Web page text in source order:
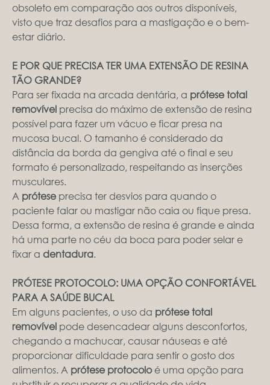
obsoleto em comparação aos outros disponíveis,
visto que traz desafios para a mastigação e o bem-
estar diário.
E POR QUE PRECISA TER UMA EXTENSÃO DE RESINA
TÃO GRANDE?
Para ser fixada na arcada dentária, a prótese total
removível precisa do máximo de extensão de resina
possível para fazer um vácuo e ficar presa na
mucosa bucal. O tamanho é considerado da
distância da borda da gengiva até o final e seu
formato é personalizado, respeitando as inserções
musculares.
A próteseprecisa ter desvios para quando o
paciente falar ou mastigar não caia ou fique presa.
Dessa forma, a extensão de resina é grande e ainda
há uma parte no céu da boca para poder selar e
fixar a dentadura.
PRÓTESE PROTOCOLO: UMA OPÇÃO CONFORTÁVEL
PARA A SAÚDE BUCAL
Em alguns pacientes, o uso da prótese total
removível pode desencadear alguns desconfortos,
chegando a machucar, causar náuseas e até
proporcionar dificuldade para sentir o gosto dos
alimentos. A prótese protocoloé uma opção para